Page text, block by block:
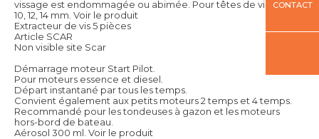
vissage est endommagée ou abimée. Pour têtes de vis Ø : < 6,
10, 12, 14 mm. Voir le produit
Extracteur de vis 5 pièces
Article SCAR
Non visible site Scar
Démarrage moteur Start Pilot.
Pour moteurs essence et diesel.
Départ instantané par tous les temps.
Convient également aux petits moteurs 2 temps et 4 temps.
Recommandé pour les tondeuses à gazon et les moteurs
hors-bord de bateau.
Aérosol 300 ml. Voir le produit
CONTACT